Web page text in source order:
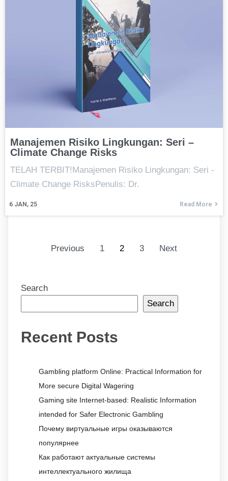
Manajemen Risiko Lingkungan: Seri –
Climate Change Risks
6 JAN, 25
TELAH TERBIT!Manajemen Risiko Lingkungan: Seri -
Climate Change RisksPenulis: Dr.
Read More
Previous 1 2 3 Next
Search
Search
Recent Posts
Gambling platform Online: Practical Information for
More secure Digital Wagering
Gaming site Internet-based: Realistic Information
intended for Safer Electronic Gambling
Почему виртуальные игры оказываются
популярнее
Как работают актуальные системы
интеллектуального жилища